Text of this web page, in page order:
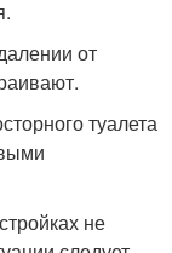
от
туалета
не